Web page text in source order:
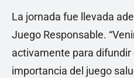
La jornada fue llevada
Juego Responsable.
activamente para difundir
importancia del juego